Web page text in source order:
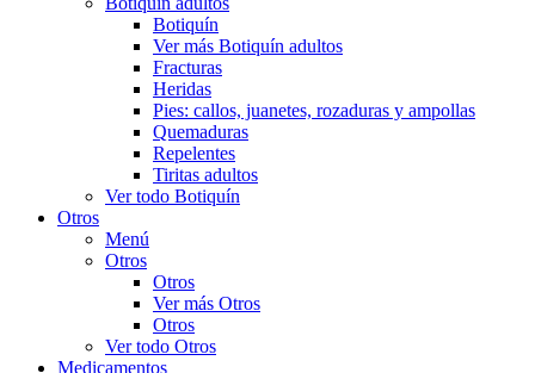
Botiquín
Ver más Botiquín adultos
Fracturas
Heridas
Pies: callos, juanetes, rozaduras y ampollas
Quemaduras
Repelentes
Tiritas adultos
Ver todo Botiquín
Otros
Menú
Otros
Otros
Ver más Otros
Otros
Ver todo Otros
Medicamentos